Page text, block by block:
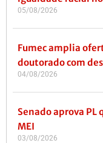
05/08/2026
Fumec amplia
doutorado com
04/08/2026
Senado aprova PL
MEI
03/08/2026